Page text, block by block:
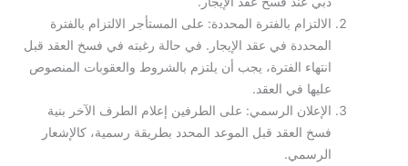
الالتزام بالفترة المحددة: على المستأجر الالتزام بالفترة
المحددة في عقد الإيجار. في حالة رغبته في فسخ العقد قبل
انتهاء الفترة، يجب أن يلتزم بالشروط والعقوبات المنصوص
عليها في العقد.
الإعلان الرسمي: على الطرفين إعلام الطرف الآخر بنية
فسخ العقد قبل الموعد المحدد بطريقة رسمية، كالإشعار
الرسمي.